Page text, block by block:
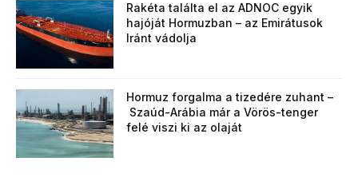
Rakéta találta el az ADNOC egyik
hajóját Hormuzban – az Emirátusok
Iránt vádolja
Hormuz forgalma a tizedére zuhant –
Szaúd-Arábia már a Vörös-tenger
felé viszi ki az olaját